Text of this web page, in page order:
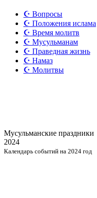
☪️ Вопросы
☪️ Положения ислама
☪️ Время молитв
☪️ Мусульманам
☪️ Праведная жизнь
☪️ Намаз
☪️ Молитвы
Мусульманские праздники
2024
Календарь событий на 2024 год